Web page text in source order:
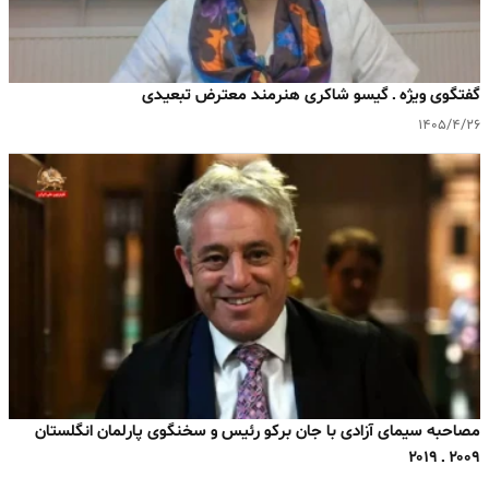
گفتگوی ویژه ـ گیسو شاکری هنرمند معترض تبعیدی
۱۴۰۵/۴/۲۶
مصاحبه سیمای آزادی با جان برکو رئیس و سخنگوی پارلمان انگلستان
۲۰۰۹ ـ ۲۰۱۹